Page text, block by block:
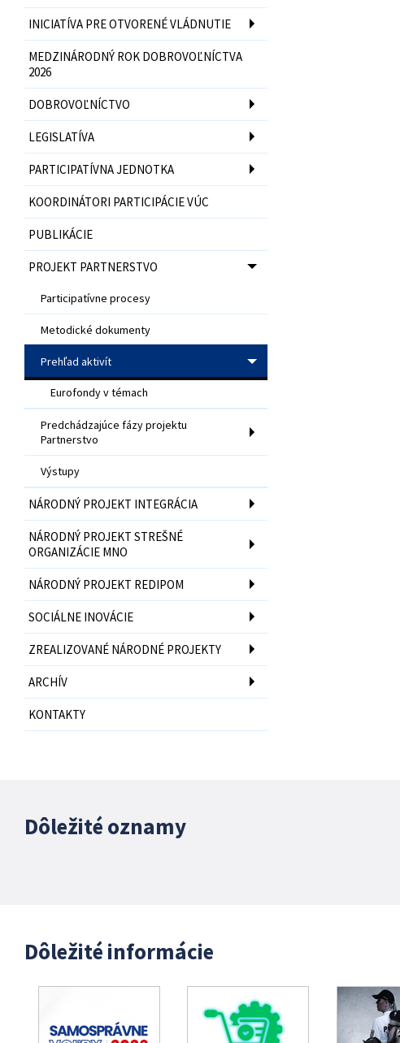
INICIATÍVA PRE OTVORENÉ VLÁDNUTIE
MEDZINÁRODNÝ ROK DOBROVOĽNÍCTVA
2026
DOBROVOĽNÍCTVO
LEGISLATÍVA
PARTICIPATÍVNA JEDNOTKA
KOORDINÁTORI PARTICIPÁCIE VÚC
PUBLIKÁCIE
PROJEKT PARTNERSTVO
Participatívne procesy
Metodické dokumenty
Prehľad aktivít
Eurofondy v témach
Predchádzajúce fázy projektu
Partnerstvo
Výstupy
NÁRODNÝ PROJEKT INTEGRÁCIA
NÁRODNÝ PROJEKT STREŠNÉ
ORGANIZÁCIE MNO
NÁRODNÝ PROJEKT REDIPOM
SOCIÁLNE INOVÁCIE
ZREALIZOVANÉ NÁRODNÉ PROJEKTY
ARCHÍV
KONTAKTY
Dôležité oznamy
Dôležité informácie